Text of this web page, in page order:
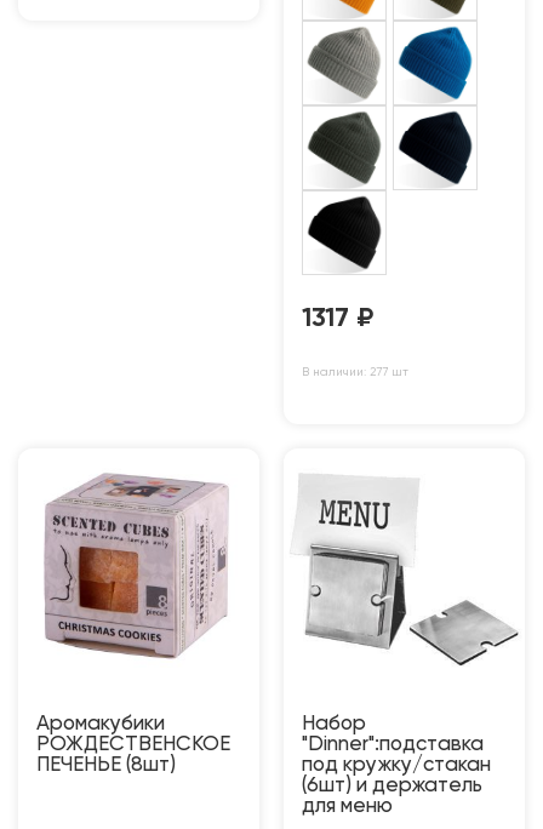
1317 ₽
В наличии: 277 шт
Аромакубики
РОЖДЕСТВЕНСКОЕ
ПЕЧЕНЬЕ (8шт)
Набор
"Dinner":подставка
под кружку/стакан
(6шт) и держатель
для меню